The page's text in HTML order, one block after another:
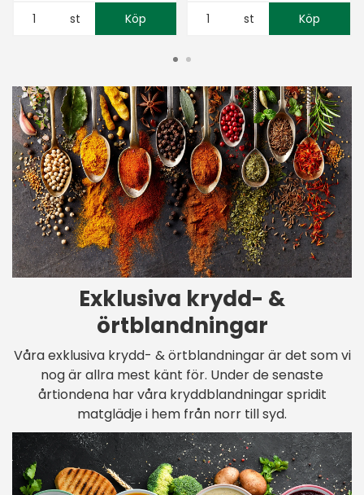
st Köp st Köp
Exklusiva krydd- &
örtblandningar
Våra exklusiva krydd- & örtblandningar är det som vi
nog är allra mest känt för. Under de senaste
årtiondena har våra kryddblandningar spridit
matglädje i hem från norr till syd.